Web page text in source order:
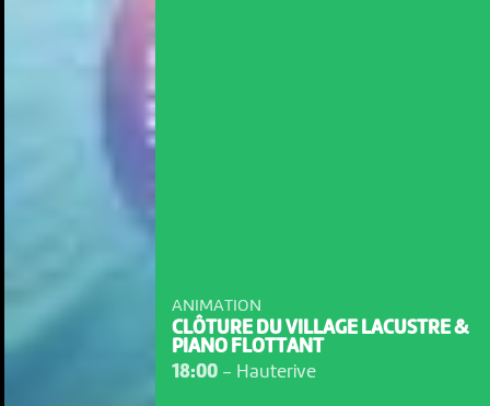
ANIMATION
CLÔTURE DU VILLAGE LACUSTRE &
PIANO FLOTTANT
18:00- Hauterive